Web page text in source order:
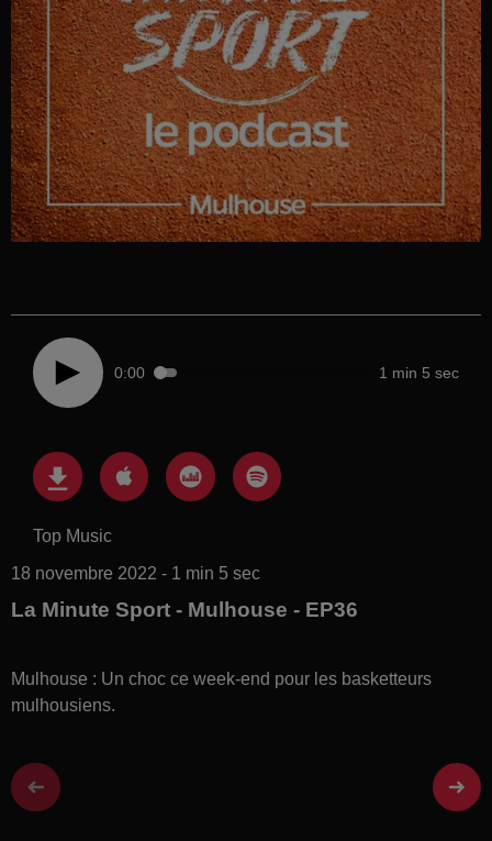
0:00 1 min 5 sec
Top Music
18 novembre 2022 - 1 min 5 sec
La Minute Sport - Mulhouse - EP36
Mulhouse : Un choc ce week-end pour les basketteurs
mulhousiens.